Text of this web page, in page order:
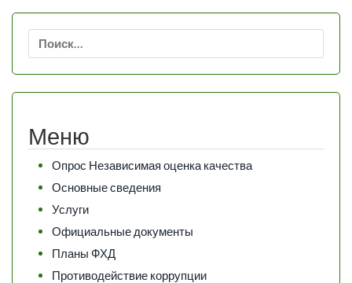
Меню
Опрос Независимая оценка качества
Основные сведения
Услуги
Официальные документы
Планы ФХД
Противодействие коррупции